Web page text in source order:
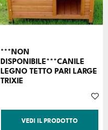
***NON
DISPONIBILE***CANILE
LEGNO TETTO PARI LARGE
TRIXIE
VEDI IL PRODOTTO